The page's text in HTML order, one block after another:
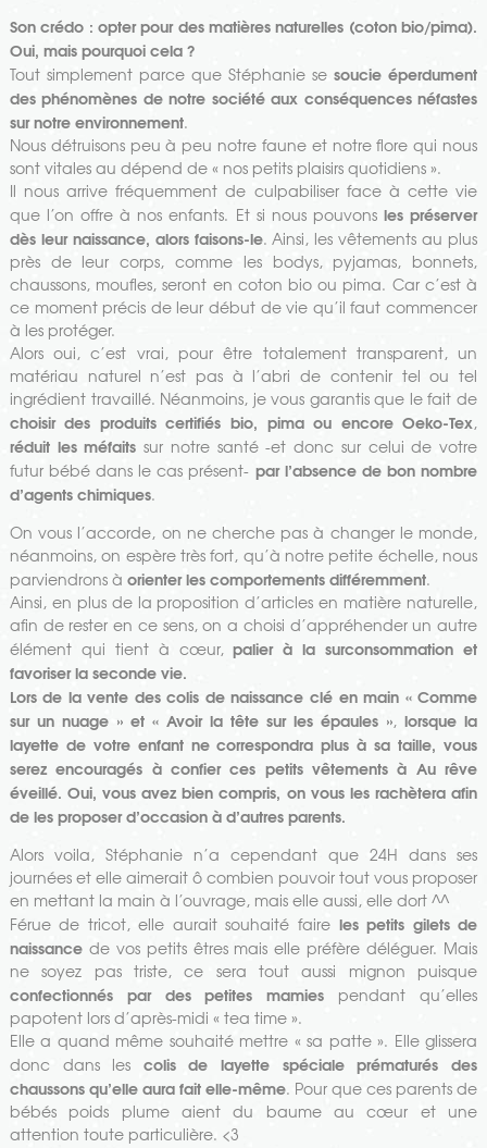
Son crédo : opter pour des matières naturelles (coton bio/pima).
Oui, mais pourquoi cela ?
Tout simplement parce que Stéphanie sesoucie éperdument
des phénomènes de notre société aux conséquences néfastes
sur notre environnement.
Nous détruisons peu à peu notre faune et notre flore qui nous
sont vitales au dépend de « nos petits plaisirs quotidiens ».
Il nous arrive fréquemment de culpabiliser face à cette vie
que l’on offre à nos enfants. Et si nous pouvons les préserver
dès leur naissance, alors faisons-le. Ainsi, les vêtements au plus
près de leur corps, comme les bodys, pyjamas, bonnets,
chaussons, moufles, seront en coton bio ou pima. Car c’est à
ce moment précis de leur début de vie qu’il faut commencer
à les protéger.
Alors oui, c’est vrai, pour être totalement transparent, un
matériau naturel n’est pas à l’abri de contenir tel ou tel
ingrédient travaillé. Néanmoins, je vous garantis que le fait de
choisir des produits certifiés bio, pima ou encore Oeko-Tex,
réduit les méfaits sur notre santé -et donc sur celui de votre
futur bébé dans le cas présent- par l’absence de bon nombre
d’agents chimiques.
On vous l’accorde, on ne cherche pas à changer le monde,
néanmoins, on espère très fort, qu’à notre petite échelle, nous
parviendrons à orienter les comportements différemment.
Ainsi, en plus de la proposition d’articles en matière naturelle,
afin de rester en ce sens, on a choisi d’appréhender un autre
élément qui tient à cœur,palier à la surconsommation et
favoriser la seconde vie.
Lors de la vente des colis de naissance clé en main « Comme
sur un nuage » et « Avoir la tête sur les épaules »,lorsque la
layette de votre enfant ne correspondra plus à sa taille, vous
serez encouragés à confier ces petits vêtements à Au rêve
éveillé. Oui, vous avez bien compris, on vous les rachètera afin
de les proposer d’occasion à d’autres parents.
Alors voila, Stéphanie n’a cependant que 24H dans ses
journées et elle aimerait ô combien pouvoir tout vous proposer
en mettant la main à l’ouvrage, mais elle aussi, elle dort ^^
Férue de tricot, elle aurait souhaité faire les petits gilets de
naissancede vos petits êtres mais elle préfère déléguer. Mais
ne soyez pas triste, ce sera tout aussi mignon puisque
confectionnés par des petites mamies pendant qu’elles
papotent lors d’après-midi « tea time ».
Elle a quand même souhaité mettre « sa patte ». Elle glissera
donc dans les colis de layette spéciale prématurés des
chaussons qu’elle aura fait elle-même. Pour que ces parents de
bébés poids plume aient du baume au cœur et une
attention toute particulière. <3